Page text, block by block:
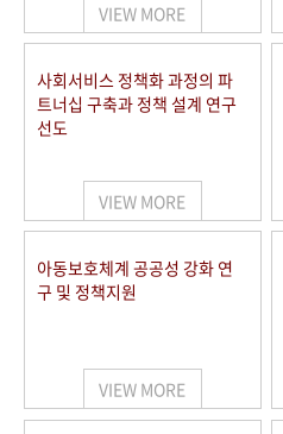
VIEW MORE
사회서비스 정책화 과정의 파
트너십 구축과 정책 설계 연구
선도
VIEW MORE
아동보호체계 공공성 강화 연
구 및 정책지원
VIEW MORE